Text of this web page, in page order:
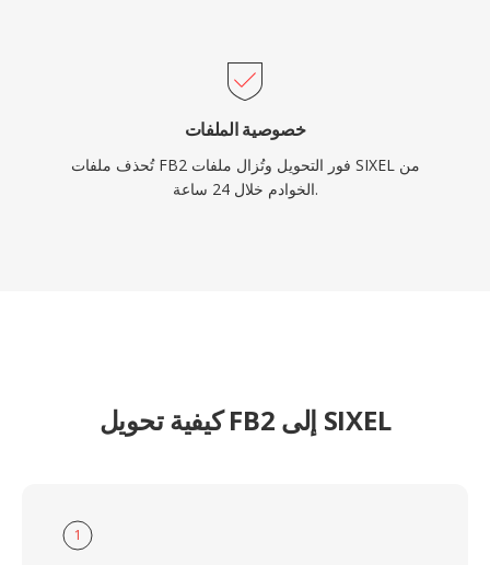
خصوصية الملفات
تُحذف ملفات FB2 فور التحويل وتُزال ملفات SIXEL من
الخوادم خلال 24 ساعة.
كيفية تحويل FB2 إلى SIXEL
1